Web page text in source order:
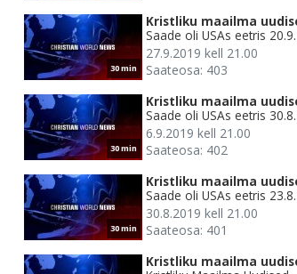
30 min
Kristliku maailma
Saade oli USAs eetris
27.9.2019 kell 21.00
Saateosa: 403
30 min
Kristliku maailma
Saade oli USAs eetris
6.9.2019 kell 21.00
Saateosa: 402
30 min
Kristliku maailma
Saade oli USAs eetris
30.8.2019 kell 21.00
Saateosa: 401
Kristliku maailma